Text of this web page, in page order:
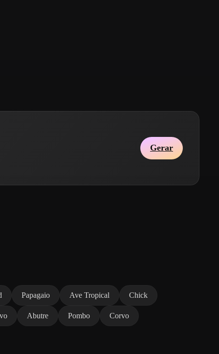
Gerar
Papagaio Ave Tropical Chick
Abutre Pombo Corvo